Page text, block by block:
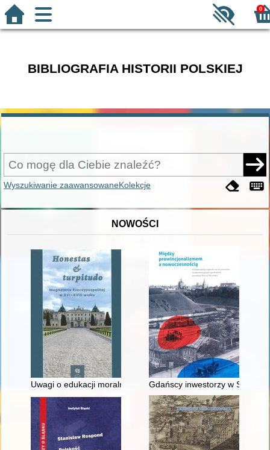
0
BIBLIOGRAFIA HISTORII POLSKIEJ
Wyszukiwanie zaawansowaneKolekcje
NOWOŚCI
Uwagi o edukacji moralnej synów szlacheckich w XVI-
Gdańscy inwestorzy w